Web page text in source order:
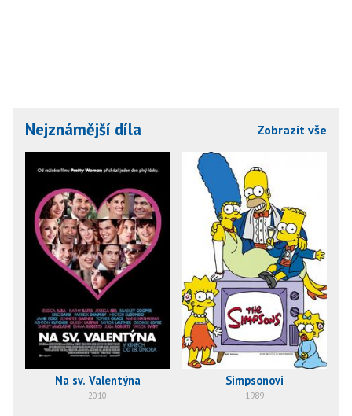
Nejznámější díla Zobrazit vše
Na sv. Valentýna
2010
Simpsonovi
1989